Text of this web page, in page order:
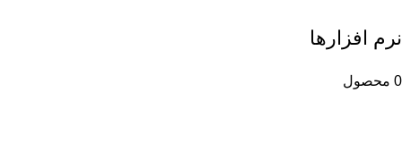
نرم افزارها
0 محصول